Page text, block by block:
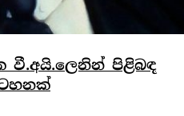
වී.අයි.ලෙනින් පිළිබඳ